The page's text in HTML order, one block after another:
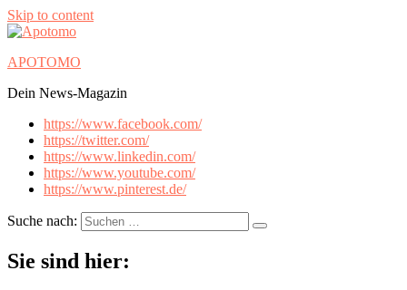
Skip to content
APOTOMO
Dein News-Magazin
https://www.facebook.com/
https://twitter.com/
https://www.linkedin.com/
https://www.youtube.com/
https://www.pinterest.de/
Suche nach:
Sie sind hier: